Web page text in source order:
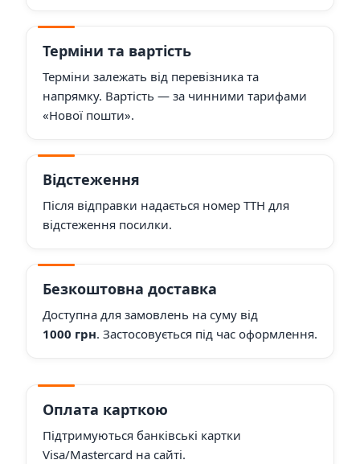
Терміни та вартість
Терміни залежать від перевізника та
напрямку. Вартість — за чинними тарифами
«Нової пошти».
Відстеження
Після відправки надається номер ТТН для
відстеження посилки.
Безкоштовна доставка
Доступна для замовлень на суму від
1000 грн. Застосовується під час оформлення.
Оплата карткою
Підтримуються банківські картки
Visa/Mastercard на сайті.